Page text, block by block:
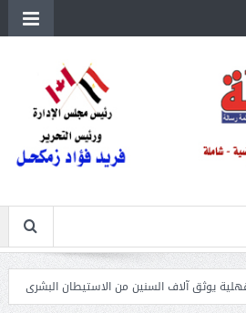
السنين من الاستيطان البشرى اتحاد الكرة يطلب